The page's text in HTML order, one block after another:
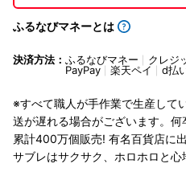
ふるなびマネーとは
決済方法： ふるなびマネー クレジ
PayPay
楽天ペイ d払
※すべて職人が手作業で生産して
送が遅れる場合がございます。何
累計400万個販売! 有名百貨店に
サブレはサクサク、ホロホロと心